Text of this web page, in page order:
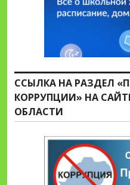
ССЫЛКА НА РАЗДЕЛ
КОРРУПЦИИ» НА
ОБЛАСТИ